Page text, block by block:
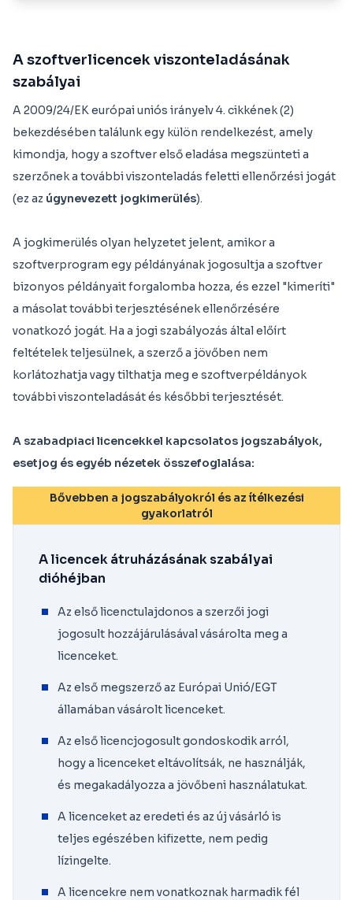
A szoftverlicencek viszonteladásának
szabályai
A 2009/24/EK európai uniós irányelv 4. cikkének (2)
bekezdésében találunk egy külön rendelkezést, amely
kimondja, hogy a szoftver első eladása megszünteti a
szerzőnek a további viszonteladás feletti ellenőrzési jogát
(ez az úgynevezett jogkimerülés).
A jogkimerülés olyan helyzetet jelent, amikor a
szoftverprogram egy példányának jogosultja a szoftver
bizonyos példányait forgalomba hozza, és ezzel "kimeríti"
a másolat további terjesztésének ellenőrzésére
vonatkozó jogát. Ha a jogi szabályozás által előírt
feltételek teljesülnek, a szerző a jövőben nem
korlátozhatja vagy tilthatja meg e szoftverpéldányok
további viszonteladását és későbbi terjesztését.
A szabadpiaci licencekkel kapcsolatos jogszabályok,
esetjog és egyéb nézetek összefoglalása:
Bővebben a jogszabályokról és az ítélkezési
gyakorlatról
A licencek átruházásának szabályai
dióhéjban
Az első licenctulajdonos a szerzői jogi
jogosult hozzájárulásával vásárolta meg a
licenceket.
Az első megszerző az Európai Unió/EGT
államában vásárolt licenceket.
Az első licencjogosult gondoskodik arról,
hogy a licenceket eltávolítsák, ne használják,
és megakadályozza a jövőbeni használatukat.
A licenceket az eredeti és az új vásárló is
teljes egészében kifizette, nem pedig
lízingelte.
A licencekre nem vonatkoznak harmadik fél